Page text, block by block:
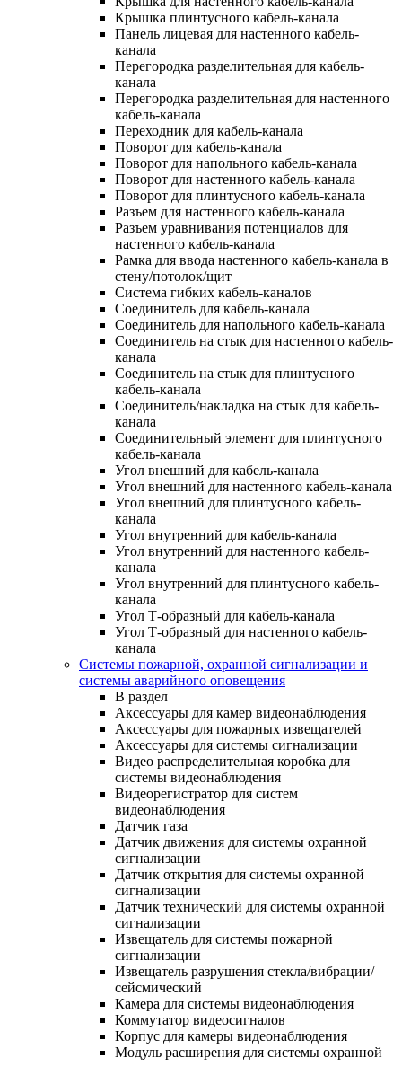
Крышка плинтусного кабель-канала
Панель лицевая для настенного кабель-
канала
Перегородка разделительная для кабель-
канала
Перегородка разделительная для настенного
кабель-канала
Переходник для кабель-канала
Поворот для кабель-канала
Поворот для напольного кабель-канала
Поворот для настенного кабель-канала
Поворот для плинтусного кабель-канала
Разъем для настенного кабель-канала
Разъем уравнивания потенциалов для
настенного кабель-канала
Рамка для ввода настенного кабель-канала в
стену/потолок/щит
Система гибких кабель-каналов
Соединитель для кабель-канала
Соединитель для напольного кабель-канала
Соединитель на стык для настенного кабель-
канала
Соединитель на стык для плинтусного
кабель-канала
Соединитель/накладка на стык для кабель-
канала
Соединительный элемент для плинтусного
кабель-канала
Угол внешний для кабель-канала
Угол внешний для настенного кабель-канала
Угол внешний для плинтусного кабель-
канала
Угол внутренний для кабель-канала
Угол внутренний для настенного кабель-
канала
Угол внутренний для плинтусного кабель-
канала
Угол Т-образный для кабель-канала
Угол Т-образный для настенного кабель-
канала
Системы пожарной, охранной сигнализации и
системы аварийного оповещения
В раздел
Аксессуары для камер видеонаблюдения
Аксессуары для пожарных извещателей
Аксессуары для системы сигнализации
Видео распределительная коробка для
системы видеонаблюдения
Видеорегистратор для систем
видеонаблюдения
Датчик газа
Датчик движения для системы охранной
сигнализации
Датчик открытия для системы охранной
сигнализации
Датчик технический для системы охранной
сигнализации
Извещатель для системы пожарной
сигнализации
Извещатель разрушения стекла/вибрации/
сейсмический
Камера для системы видеонаблюдения
Коммутатор видеосигналов
Корпус для камеры видеонаблюдения
Модуль расширения для системы охранной